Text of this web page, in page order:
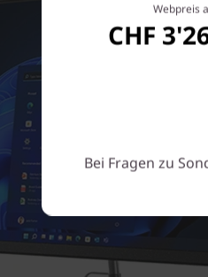
Webpreis
CHF
Bei Fragen zu